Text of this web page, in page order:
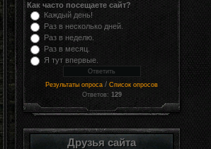
Как часто посещаете сайт?
Каждый день!
Раз в несколько дней.
Раз в неделю.
Раз в месяц.
Я тут впервые.
Результаты опроса / Список опросов
Ответов: 129
Друзья сайта